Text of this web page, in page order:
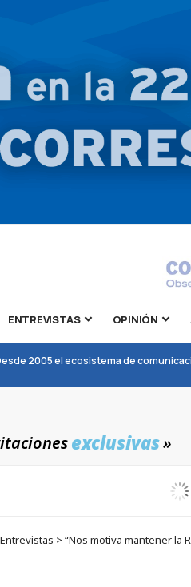
ENTREVISTAS OPINIÓN
2005 el ecosistema de
exclusivas»
> “Nos motiva mantener